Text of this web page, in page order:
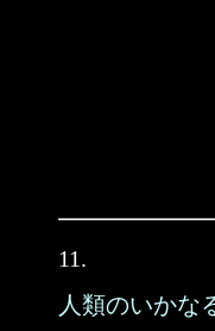
11.
人類のいかな